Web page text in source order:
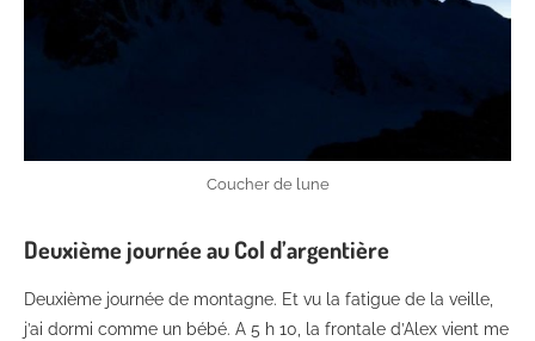
Coucher de lune
Deuxième journée au Col d’argentière
Deuxième journée de montagne. Et vu la fatigue de la veille,
j’ai dormi comme un bébé. A 5 h 10, la frontale d’Alex vient me